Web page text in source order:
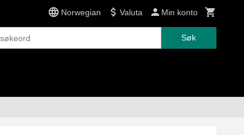
Norwegian Valuta Min konto
Søk